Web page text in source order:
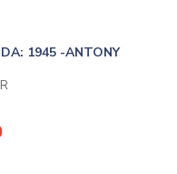
1945 -ANTONY